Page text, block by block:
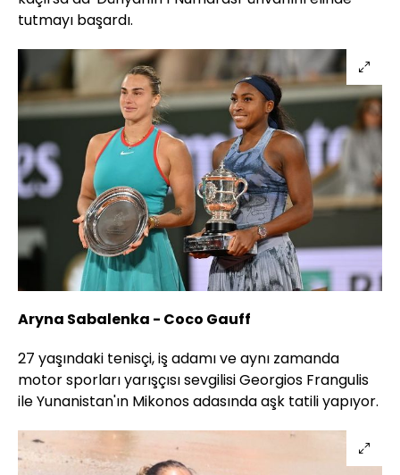
tutmayı başardı.
Aryna Sabalenka - Coco Gauff
27 yaşındaki tenisçi, iş adamı ve aynı zamanda
motor sporları yarışçısı sevgilisi Georgios Frangulis
ile Yunanistan'ın Mikonos adasında aşk tatili yapıyor.